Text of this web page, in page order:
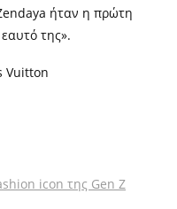
ήταν η πρώτη
της».
Vuitton
icon της Gen Z